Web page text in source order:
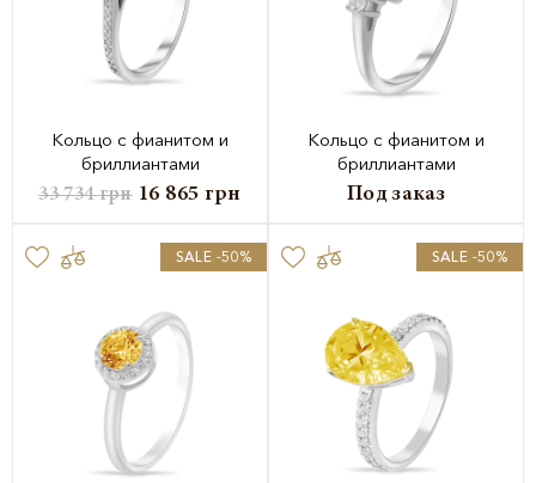
Кольцо с фианитом и
бриллиантами
33 734грн 16 865 грн
Кольцо с фианитом и
бриллиантами
Под заказ
SALE -50% SALE -50%